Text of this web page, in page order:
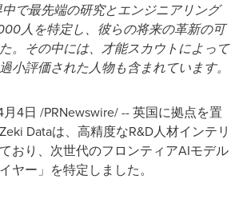
で最先端の研究とエンジニアリング
人を特定し、彼らの将来の革新の可
。その中には、才能スカウトによって
小評価された人物も含まれています。
4日 /PRNewswire/ --英国に拠点を置
Dataは、高精度なR&D人材インテリ
おり、次世代のフロンティアAIモデル
ヤー」を特定しました。